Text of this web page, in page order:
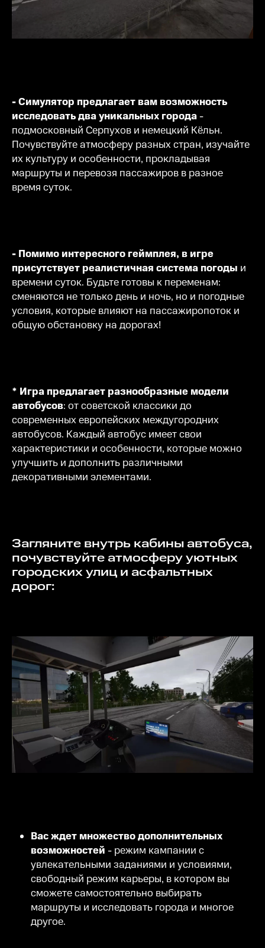
- Симулятор предлагает вам возможность
исследовать два уникальных города-
подмосковный Серпухов и немецкий Кёльн.
Почувствуйте атмосферу разных стран, изучайте
их культуру и особенности, прокладывая
маршруты и перевозя пассажиров в разное
время суток.
- Помимо интересного геймплея, в игре
присутствует реалистичная система погоды и
времени суток. Будьте готовы к переменам:
сменяются не только день и ночь, но и погодные
условия, которые влияют на пассажиропоток и
общую обстановку на дорогах!
* Игра предлагает разнообразные модели
автобусов: от советской классики до
современных европейских междугородних
автобусов. Каждый автобус имеет свои
характеристики и особенности, которые можно
улучшить и дополнить различными
декоративными элементами.
Загляните внутрь кабины автобуса,
почувствуйте атмосферу уютных
городских улиц и асфальтных
дорог:
Вас ждет множество дополнительных
возможностей - режим кампании с
увлекательными заданиями и условиями,
свободный режим карьеры, в котором вы
сможете самостоятельно выбирать
маршруты и исследовать города и многое
другое.